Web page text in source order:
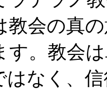
教会の真
す。教会
はなく、